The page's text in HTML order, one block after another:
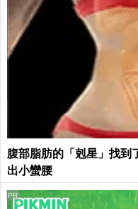
腹部脂肪的「剋星」找到
出小蠻腰
PR